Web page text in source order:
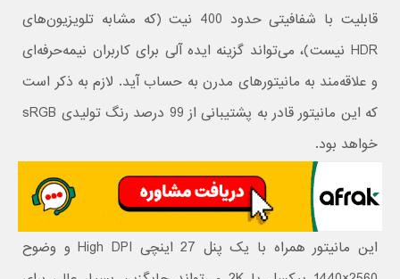
قابلیت با شفافیتی حدود 400 نیت (که مشابه تلویزیون‌های
HDR نیست)، می‌تواند گزینه ایده آلی برای کاربران نیمه‌حرفه‌ای
و علاقه‌مند به مانیتورهای مدرن به حساب آید. لازم به ذکر است
که این مانیتور قادر به پشتیبانی از 99 درصد رنگ تولیدی sRGB
خواهد بود.
این مانیتور همراه با یک پنل 27 اینچی High DPI و وضوح